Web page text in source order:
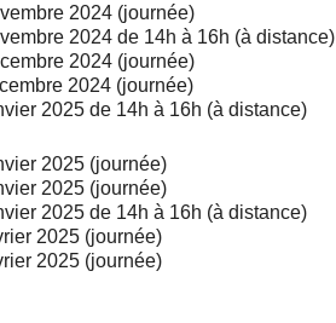
2024 (journée)
2024 de 14h à 16h (à distance)
2024 (journée)
2024 (journée)
2025 de 14h à 16h (à distance)
2025 (journée)
2025 (journée)
2025 de 14h à 16h (à distance)
2025 (journée)
2025 (journée)